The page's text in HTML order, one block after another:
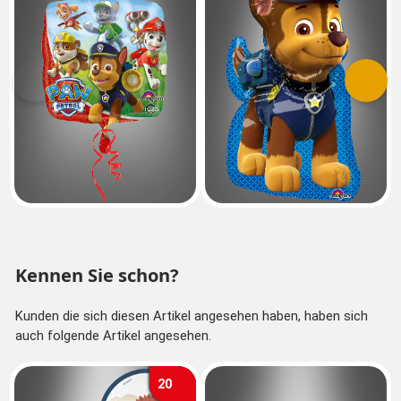
Vorherige
Kennen Sie schon?
Kunden die sich diesen Artikel angesehen haben, haben sich
auch folgende Artikel angesehen.
20